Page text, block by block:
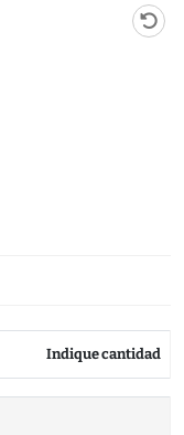
Indique cantidad